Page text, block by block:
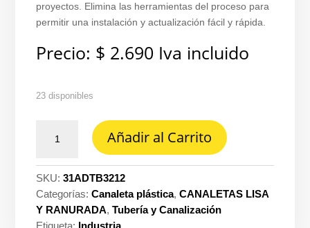
proyectos. Elimina las herramientas del proceso para
permitir una instalación y actualización fácil y rápida.
Precio: $ 2.690 Iva incluido
23 disponibles
32X12
bl
Dexson
DXN11074
Añadir al Carrito
SKU:31ADTB3212
Categorías:Canaleta plástica,CANALETAS LISA
Y RANURADA,Tubería y Canalización
Etiqueta: Industria